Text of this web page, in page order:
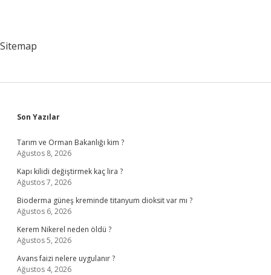
Sitemap
Sidebar
Son Yazılar
Tarım ve Orman Bakanlığı kim ?
Ağustos 8, 2026
Kapı kilidi değiştirmek kaç lira ?
Ağustos 7, 2026
Bioderma güneş kreminde titanyum dioksit var mı ?
Ağustos 6, 2026
Kerem Nikerel neden öldü ?
Ağustos 5, 2026
Avans faizi nelere uygulanır ?
Ağustos 4, 2026